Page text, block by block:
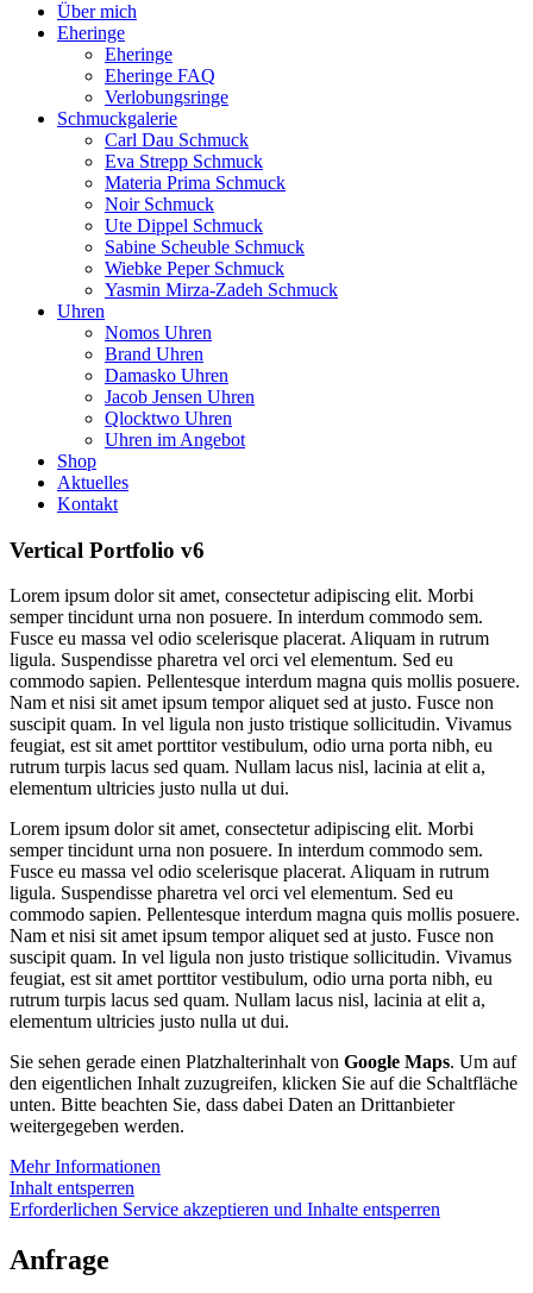
Über mich
Eheringe
Eheringe
Eheringe FAQ
Verlobungsringe
Schmuckgalerie
Carl Dau Schmuck
Eva Strepp Schmuck
Materia Prima Schmuck
Noir Schmuck
Ute Dippel Schmuck
Sabine Scheuble Schmuck
Wiebke Peper Schmuck
Yasmin Mirza-Zadeh Schmuck
Uhren
Nomos Uhren
Brand Uhren
Damasko Uhren
Jacob Jensen Uhren
Qlocktwo Uhren
Uhren im Angebot
Shop
Aktuelles
Kontakt
Vertical Portfolio v6
Lorem ipsum dolor sit amet, consectetur adipiscing elit. Morbi
semper tincidunt urna non posuere. In interdum commodo sem.
Fusce eu massa vel odio scelerisque placerat. Aliquam in rutrum
ligula. Suspendisse pharetra vel orci vel elementum. Sed eu
commodo sapien. Pellentesque interdum magna quis mollis posuere.
Nam et nisi sit amet ipsum tempor aliquet sed at justo. Fusce non
suscipit quam. In vel ligula non justo tristique sollicitudin. Vivamus
feugiat, est sit amet porttitor vestibulum, odio urna porta nibh, eu
rutrum turpis lacus sed quam. Nullam lacus nisl, lacinia at elit a,
elementum ultricies justo nulla ut dui.
Lorem ipsum dolor sit amet, consectetur adipiscing elit. Morbi
semper tincidunt urna non posuere. In interdum commodo sem.
Fusce eu massa vel odio scelerisque placerat. Aliquam in rutrum
ligula. Suspendisse pharetra vel orci vel elementum. Sed eu
commodo sapien. Pellentesque interdum magna quis mollis posuere.
Nam et nisi sit amet ipsum tempor aliquet sed at justo. Fusce non
suscipit quam. In vel ligula non justo tristique sollicitudin. Vivamus
feugiat, est sit amet porttitor vestibulum, odio urna porta nibh, eu
rutrum turpis lacus sed quam. Nullam lacus nisl, lacinia at elit a,
elementum ultricies justo nulla ut dui.
Sie sehen gerade einen Platzhalterinhalt von Google Maps. Um auf
den eigentlichen Inhalt zuzugreifen, klicken Sie auf die Schaltfläche
unten. Bitte beachten Sie, dass dabei Daten an Drittanbieter
weitergegeben werden.
Mehr Informationen
Inhalt entsperren
Erforderlichen Service akzeptieren und Inhalte entsperren
Anfrage